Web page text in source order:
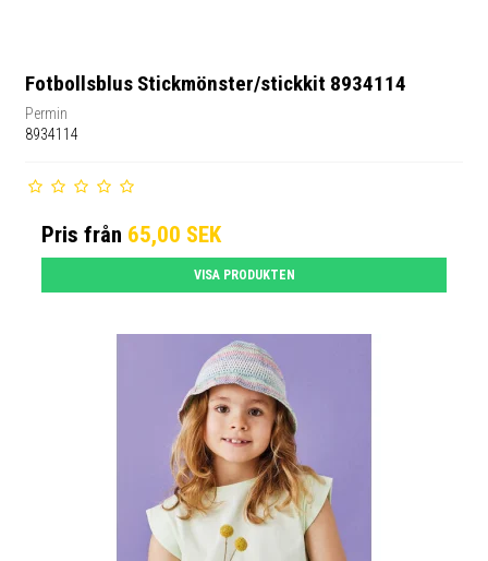
Fotbollsblus Stickmönster/stickkit 8934114
Permin
8934114
Pris från 65,00 SEK
VISA PRODUKTEN